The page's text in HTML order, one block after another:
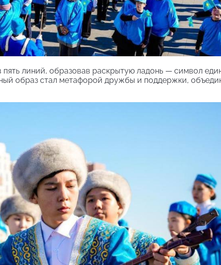
линий, образовав раскрытую ладонь — символ
образ стал метафорой дружбы и поддержки,